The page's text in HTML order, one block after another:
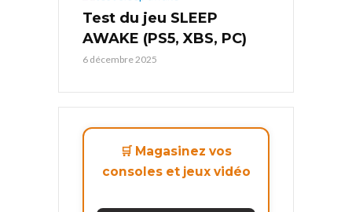
Test du jeu SLEEP
AWAKE (PS5, XBS, PC)
6 décembre 2025
🛒 Magasinez vos
consoles et jeux vidéo